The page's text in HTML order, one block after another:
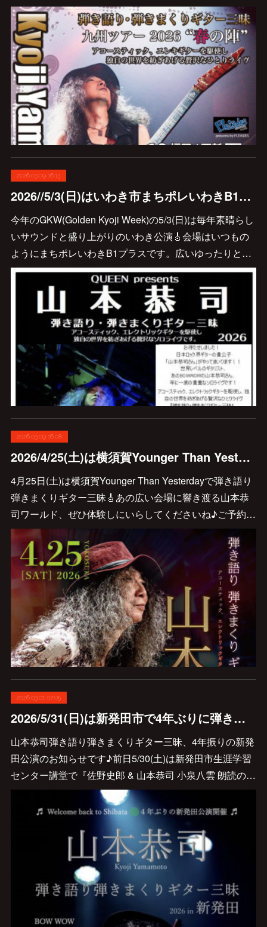
2026.03.09 16:13
2026//5/3(日)はいわき市まちポレいわきB1プラスで弾き語り弾きまくりギター三昧♪
今年のGKW(Golden Kyoji Week)の5/3(日)は毎年素晴らし
いサウンドと盛り上がりのいわき公演🎸会場はいつもの
ようにまちポレいわきB1プラスです。広いゆったりと…
2026.03.09 16:08
2026/4/25(土)は横須賀Younger Than Yesterdayで弾き語り弾きまくりギター三昧🎸
4月25日(土)は横須賀Younger Than Yesterdayで弾き語り
弾きまくりギター三昧🎸あの広い会場に響き渡る山本恭
司ワールド、ぜひ体験しにいらしてくださいね♪ご予約…
2026.03.01 07:05
2026/5/31(日)は新発田市で4年ぶりに弾き語り弾きまくりギター三昧♪
山本恭司弾き語り弾きまくりギター三昧、4年振りの新発
田公演のお知らせです♪前日5/30(土)は新発田市生涯学習
センター講堂で『佐野史郎 & 山本恭司 小泉八雲 朗読の…